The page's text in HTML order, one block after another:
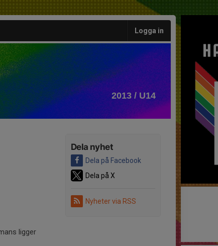
Logga in
2013 / U14
Dela nyhet
Dela på Facebook
Dela på X
Nyheter via RSS
ligger